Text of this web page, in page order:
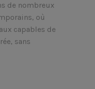
de nombreux
où
capables de
sans